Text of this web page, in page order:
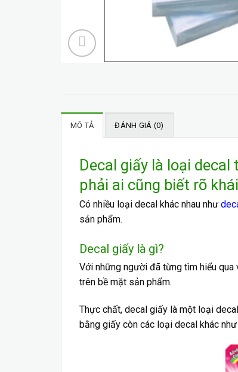
MÔ TẢ ĐÁNH GIÁ (0)
Decal giấy là loại
phải ai cũng biết rõ
Có nhiều loại decal khác nhau như
sản phẩm.
Decal giấy là gì?
Với những người đã từng tìm hiểu qua
trên bề mặt sản phẩm.
Thực chất, decal giấy là một loại
bằng giấy còn các loại decal khác như